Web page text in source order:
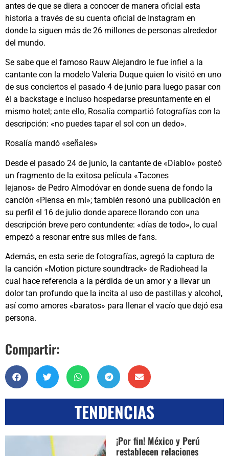
antes de que se diera a conocer de manera oficial esta
historia a través de su cuenta oficial de Instagram en
donde la siguen más de 26 millones de personas alrededor
del mundo.
Se sabe que el famoso Rauw Alejandro le fue infiel a la
cantante con la modelo Valeria Duque quien lo visitó en uno
de sus conciertos el pasado 4 de junio para luego pasar con
él a backstage e incluso hospedarse presuntamente en el
mismo hotel; ante ello, Rosalía compartió fotografías con la
descripción: «no puedes tapar el sol con un dedo».
Rosalía mandó «señales»
Desde el pasado 24 de junio, la cantante de «Diablo» posteó
un fragmento de la exitosa película «Tacones
lejanos» de Pedro Almodóvar en donde suena de fondo la
canción «Piensa en mi»; también resonó una publicación en
su perfil el 16 de julio donde aparece llorando con una
descripción breve pero contundente: «días de todo», lo cual
empezó a resonar entre sus miles de fans.
Además, en esta serie de fotografías, agregó la captura de
la canción «Motion picture soundtrack» de Radiohead la
cual hace referencia a la pérdida de un amor y a llevar un
dolor tan profundo que la incita al uso de pastillas y alcohol,
así como amores «baratos» para llenar el vacío que dejó esa
persona.
Compartir:
TENDENCIAS
¡Por fin! México y Perú
restablecen relaciones